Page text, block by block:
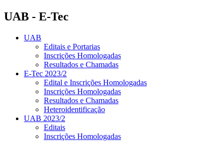
UAB - E-Tec
UAB
Editais e Portarias
Inscrições Homologadas
Resultados e Chamadas
E-Tec 2023/2
Edital e Inscrições Homologadas
Inscrições Homologadas
Resultados e Chamadas
Heteroidentificação
UAB 2023/2
Editais
Inscrições Homologadas